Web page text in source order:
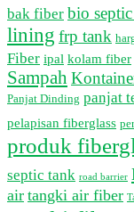
bak fiber bio
lining frp tank
Fiber ipal kolam fiber
Sampah
Panjat Dinding panjat
pelapisan fiberglass
produk
septic tank road barrier
air tangki air fiber